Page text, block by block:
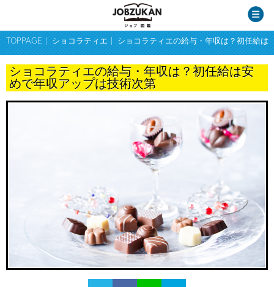
TOPPAGE ショコラティエ ショコラティエの給与・年収は？初任給は
ショコラティエの給与・年収は？初任給は安
めで年収アップは技術次第